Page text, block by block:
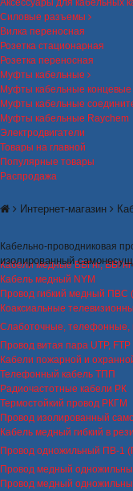
Аксессуары для кабельных
Силовые разъемы
Вилка переносная
Розетка стационарная
Розетка переносная
Муфты кабельные
Муфты кабельные концевые
Муфты кабельные
Муфты кабельные Raychem
Электродвигатели
Товары на главной
Популярные товары
Распродажа
Интернет-магазин
изолированный
Кабельно-проводниковая
Кабели медные ВВГнг,
Кабель медный NYM
Провод гибкий медный
Коаксиальные
Слаботочные, телефонные,
Провод витая пара UTP, FTP
Кабели пожарной и
Телефонный кабель ТПП
Радиочастотные кабели РК
Термостойкий провод РКГМ
Провод изолированный
Кабель медный гибкий в
Провод одножильный ПВ-
Провод медный
Провод медный